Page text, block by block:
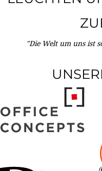
"Die Welt um uns ist